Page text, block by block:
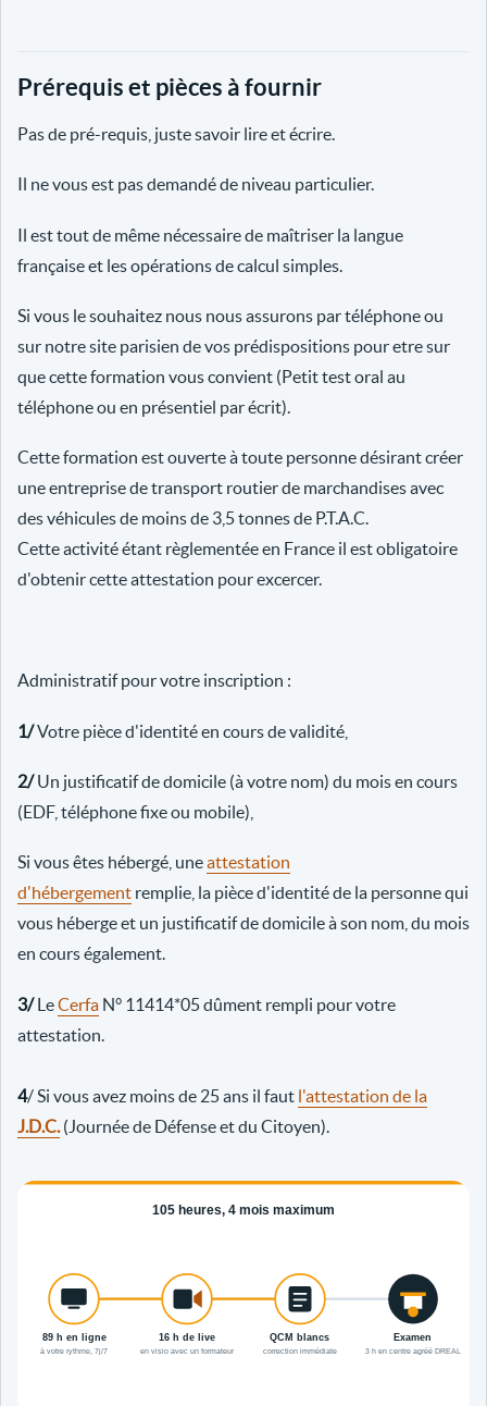
Prérequis et pièces à fournir
Pas de pré-requis, juste savoir lire et écrire.
Il ne vous est pas demandé de niveau particulier.
Il est tout de même nécessaire de maîtriser la langue
française et les opérations de calcul simples.
Si vous le souhaitez nous nous assurons par téléphone ou
sur notre site parisien de vos prédispositions pour etre sur
que cette formation vous convient (Petit test oral au
téléphone ou en présentiel par écrit).
Cette formation est ouverte à toute personne désirant créer
une entreprise de transport routier de marchandises avec
des véhicules de moins de 3,5 tonnes de P.T.A.C.
Cette activité étant règlementée en France il est obligatoire
d'obtenir cette attestation pour excercer.
Administratif pour votre inscription :
1/Votre pièce d'identité en cours de validité,
2/Un justificatif de domicile (à votre nom) du mois en cours
(EDF, téléphone fixe ou mobile),
Si vous êtes hébergé, uneattestation
d'hébergement remplie, la pièce d'identité de la personne qui
vous héberge et un justificatif de domicile à son nom, du mois
en cours également.
3/LeCerfa N° 11414*05 dûment rempli pour votre
attestation.
4/ Si vous avez moins de 25 ans il faut l'attestation de la
J.D.C.(Journée de Défense et du Citoyen).